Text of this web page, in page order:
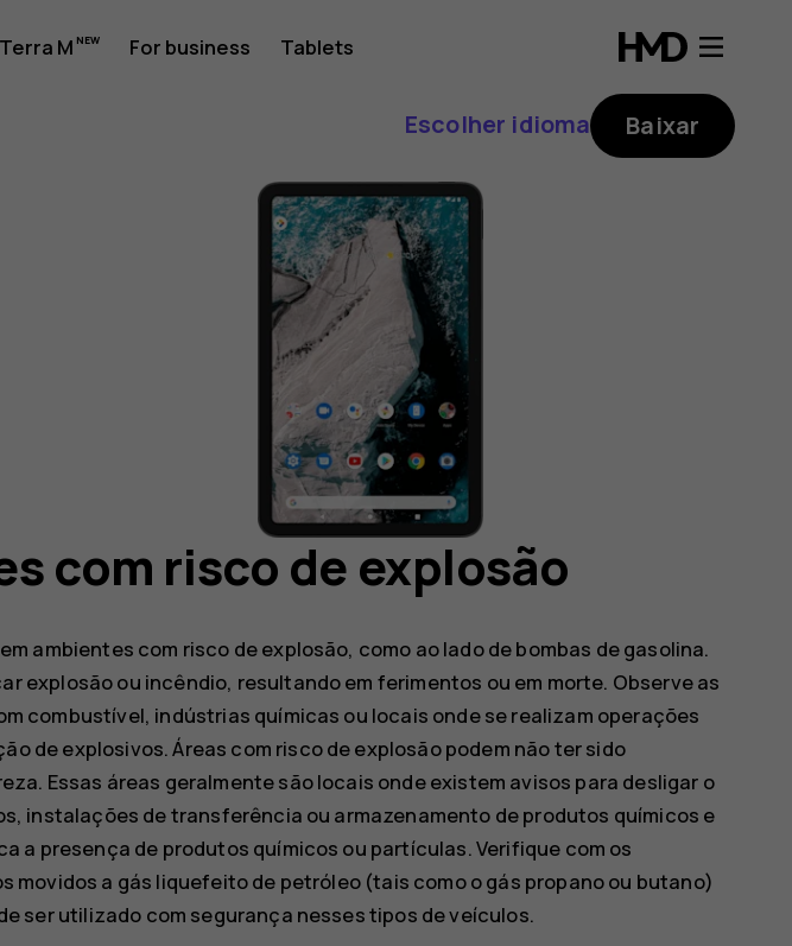
M For business Tablets
Escolher idioma Baixar
com risco de explosão
ambientes com risco de explosão, como ao lado de bombas de gasolina.
explosão ou incêndio, resultando em ferimentos ou em morte. Observe as
combustível, indústrias químicas ou locais onde se realizam operações
de explosivos. Áreas com risco de explosão podem não ter sido
Essas áreas geralmente são locais onde existem avisos para desligar o
instalações de transferência ou armazenamento de produtos químicos e
a presença de produtos químicos ou partículas. Verifique com os
movidos a gás liquefeito de petróleo (tais como o gás propano ou butano)
ser utilizado com segurança nesses tipos de veículos.